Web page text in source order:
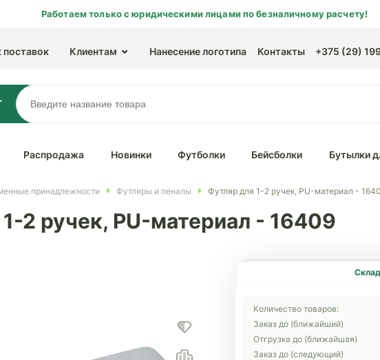
Работаем только с юридическими лицами по безналичному расчету!
поставок Клиентам Нанесение логотипа Контакты +375 (29) 199
Распродажа Новинки Футболки Бейсболки Бутылки
принадлежности Футляры и пеналы Футляр для 1-2 ручек, PU-материал -
2 ручек, PU-материал - 16409
Количество товаров:
Заказ до (ближайший)
Отгрузка до (ближайшая)
Заказ до (следующий)